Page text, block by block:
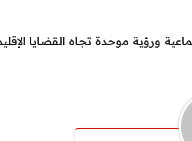
ورؤية موحدة تجاه القضايا